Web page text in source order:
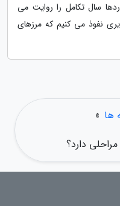
سال تکامل را روایت می
نفوذ می کنیم که مرزهای
ها »
دارد؟